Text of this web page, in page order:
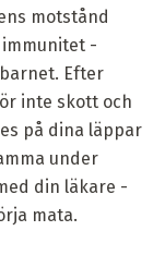
motstånd
-
Efter
inte skott och
på dina läppar
under
din läkare -
mata.